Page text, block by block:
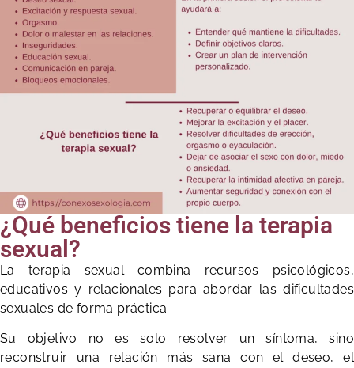
¿Qué beneficios tiene la terapia
sexual?
La terapia sexual combina recursos psicológicos,
educativos y relacionales para abordar las dificultades
sexuales de forma práctica.
Su objetivo no es solo resolver un síntoma, sino
reconstruir una relación más sana con el deseo, el